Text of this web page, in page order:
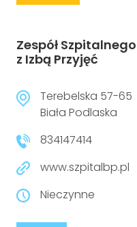
Zespół
z Izbą Przyjęć
Terebelska 57-65
Biała Podlaska
834147414
www.szpitalbp.pl
Nieczynne